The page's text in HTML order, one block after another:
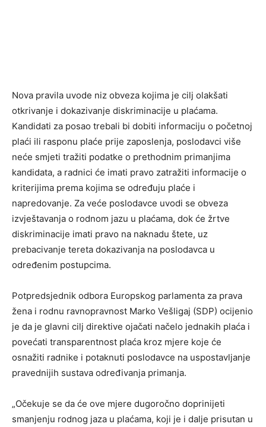
Nova pravila uvode niz obveza kojima je cilj olakšati
otkrivanje i dokazivanje diskriminacije u plaćama.
Kandidati za posao trebali bi dobiti informaciju o početnoj
plaći ili rasponu plaće prije zaposlenja, poslodavci više
neće smjeti tražiti podatke o prethodnim primanjima
kandidata, a radnici će imati pravo zatražiti informacije o
kriterijima prema kojima se određuju plaće i
napredovanje. Za veće poslodavce uvodi se obveza
izvještavanja o rodnom jazu u plaćama, dok će žrtve
diskriminacije imati pravo na naknadu štete, uz
prebacivanje tereta dokazivanja na poslodavca u
određenim postupcima.
Potpredsjednik odbora Europskog parlamenta za prava
žena i rodnu ravnopravnost Marko Vešligaj (SDP) ocijenio
je da je glavni cilj direktive ojačati načelo jednakih plaća i
povećati transparentnost plaća kroz mjere koje će
osnažiti radnike i potaknuti poslodavce na uspostavljanje
pravednijih sustava određivanja primanja.
„Očekuje se da će ove mjere dugoročno doprinijeti
smanjenju rodnog jaza u plaćama, koji je i dalje prisutan u